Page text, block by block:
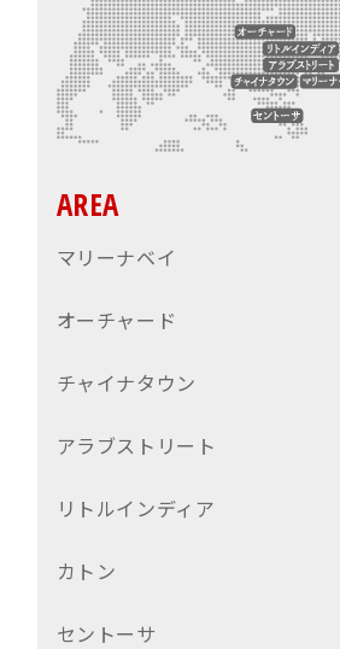
AREA
マリーナベイ
オーチャード
チャイナタウン
アラブストリート
リトルインディア
カトン
セントーサ